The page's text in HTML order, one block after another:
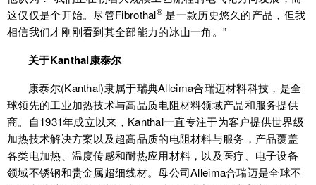
这仅仅是个开始。尽管Fibrothal® 是一款历史悠久的产品，但我
相信我们才刚刚看到其全部能力的冰山一角。”
关于Kanthal康泰尔
康泰尔(Kanthal)隶属于瑞典Alleima合瑞迈材料科技，是全
球领先的工业加热技术与高品质电阻材料领域产品和服务提供
商。自1931年成立以来，Kanthal一直专注于为客户提供世界级
加热技术解决方案以及超高品质的电阻材料与服务，产品覆盖
各类电加热、温度传感和耐热应用材料，以及医疗、电子设备
领域不锈钢和贵金属超细线材。母公司Alleima合瑞迈是全球不